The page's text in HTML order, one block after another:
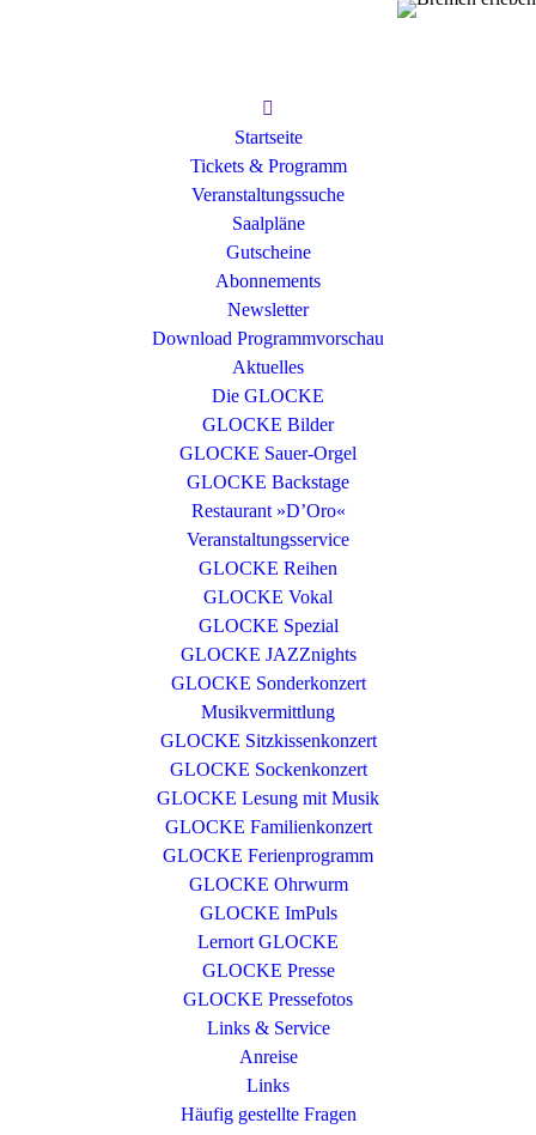
Startseite
Tickets & Programm
Veranstaltungssuche
Saalpläne
Gutscheine
Abonnements
Newsletter
Download Programmvorschau
Aktuelles
Die GLOCKE
GLOCKE Bilder
GLOCKE Sauer-Orgel
GLOCKE Backstage
Restaurant »D’Oro«
Veranstaltungsservice
GLOCKE Reihen
GLOCKE Vokal
GLOCKE Spezial
GLOCKE JAZZnights
GLOCKE Sonderkonzert
Musikvermittlung
GLOCKE Sitzkissenkonzert
GLOCKE Sockenkonzert
GLOCKE Lesung mit Musik
GLOCKE Familienkonzert
GLOCKE Ferienprogramm
GLOCKE Ohrwurm
GLOCKE ImPuls
Lernort GLOCKE
GLOCKE Presse
GLOCKE Pressefotos
Links & Service
Anreise
Links
Häufig gestellte Fragen